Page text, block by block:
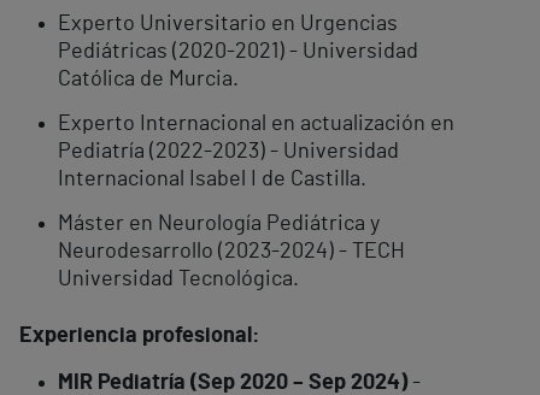
Experto Universitario en Urgencias
Pediátricas (2020-2021) - Universidad
Católica de Murcia.
Experto Internacional en actualización en
Pediatría (2022-2023) - Universidad
Internacional Isabel I de Castilla.
Máster en Neurología Pediátrica y
Neurodesarrollo (2023-2024) - TECH
Universidad Tecnológica. ​
Experiencia profesional:
MIR Pediatría (Sep 2020 – Sep 2024)-